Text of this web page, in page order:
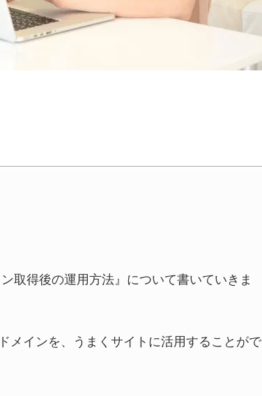
取得後の運用方法』について書いていきま
メインを、うまくサイトに活用することがで